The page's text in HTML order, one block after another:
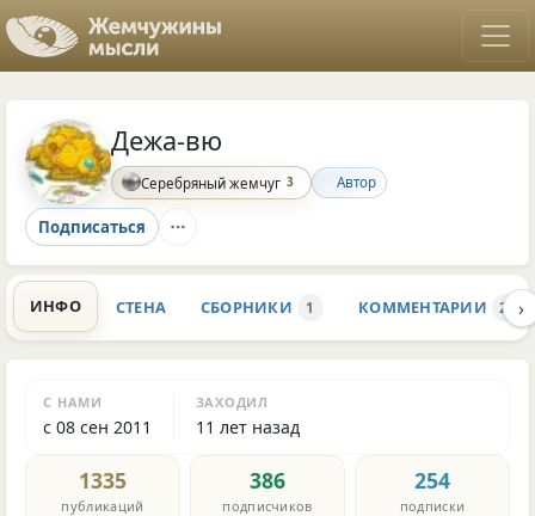
Дежа-вю
Серебряный жемчуг 3 Автор
Подписаться
ИНФО СТЕНА СБОРНИКИ 1 КОММЕНТАРИИ ›
С НАМИ
с 08 сен 2011
ЗАХОДИЛ
11 лет назад
1335
публикаций
386
подписчиков
254
подписки